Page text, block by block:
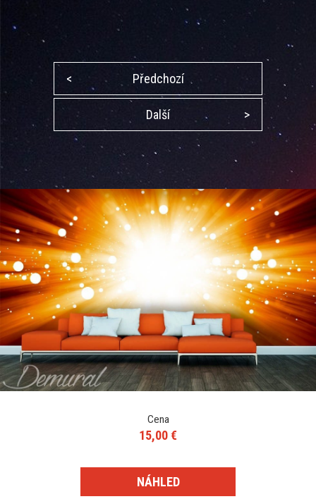
< Předchozí
Další >
Cena
15,00 €
NÁHLED